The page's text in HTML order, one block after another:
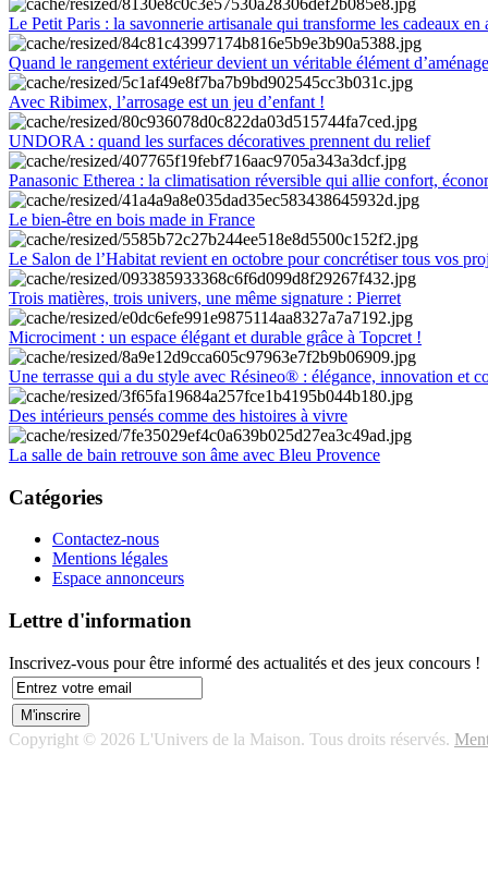
Le Petit Paris : la savonnerie artisanale qui transforme les cadeaux en
Quand le rangement extérieur devient un véritable élément
Avec Ribimex, l’arrosage est un jeu d’enfant !
UNDORA : quand les surfaces décoratives prennent du relief
Panasonic Etherea : la climatisation réversible qui allie confort,
Le bien-être en bois made in France
Le Salon de l’Habitat revient en octobre pour concrétiser tous vos
Trois matières, trois univers, une même signature : Pierret
Microciment : un espace élégant et durable grâce à Topcret !
Une terrasse qui a du style avec Résineo® : élégance, innovation et
Des intérieurs pensés comme des histoires à vivre
La salle de bain retrouve son âme avec Bleu Provence
Catégories
Contactez-nous
Mentions légales
Espace annonceurs
Lettre d'information
Inscrivez-vous pour être informé des actualités et des jeux concours !
Copyright © 2026 L'Univers de la Maison. Tous droits réservés.